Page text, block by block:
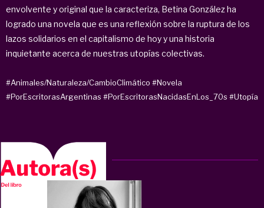
envolvente y original que la caracteriza, Betina González ha
logrado una novela que es una reflexión sobre la ruptura de los
lazos solidarios en el capitalismo de hoy y una historia
inquietante acerca de nuestras utopías colectivas.
#Animales/Naturaleza/CambioClimático #Novela
#PorEscritorasArgentinas #PorEscritorasNacidasEnLos_70s #Utopía